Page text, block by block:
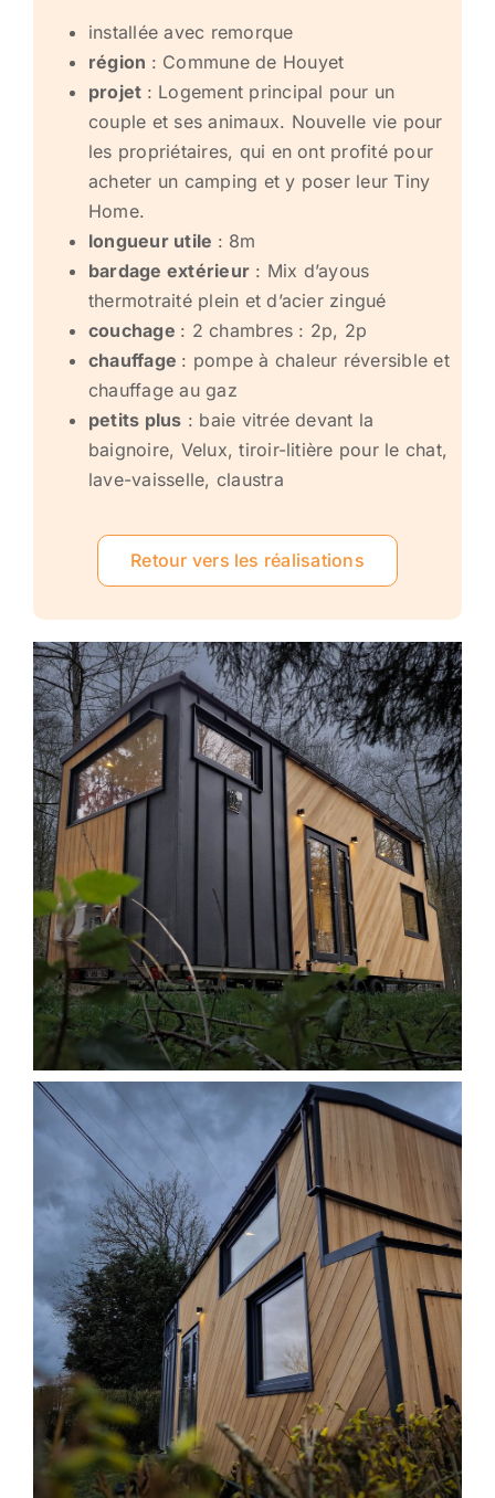
installée avec remorque
région : Commune de Houyet
projet : Logement principal pour un
couple et ses animaux. Nouvelle vie pour
les propriétaires, qui en ont profité pour
acheter un camping et y poser leur Tiny
Home.
longueur utile : 8m
bardage extérieur : Mix d’ayous
thermotraité plein et d’acier zingué
couchage : 2 chambres : 2p, 2p
chauffage : pompe à chaleur réversible et
chauffage au gaz
petits plus : baie vitrée devant la
baignoire, Velux, tiroir-litière pour le chat,
lave-vaisselle, claustra
Retour vers les réalisations